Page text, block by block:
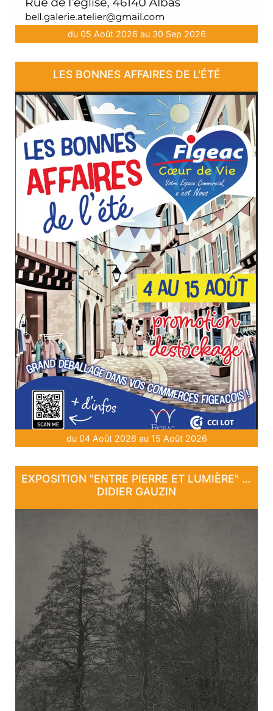
du 05 Août 2026 au 30 Sep 2026
LES BONNES AFFAIRES DE L'ÉTÉ
du 04 Août 2026 au 15 Août 2026
EXPOSITION "ENTRE PIERRE ET LUMIÈRE" - DE DAN COURTICE ET DE
DIDIER GAUZIN